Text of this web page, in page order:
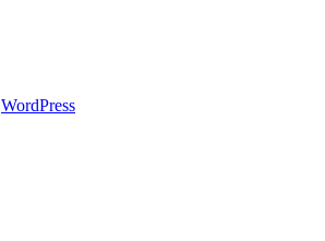
WordPress